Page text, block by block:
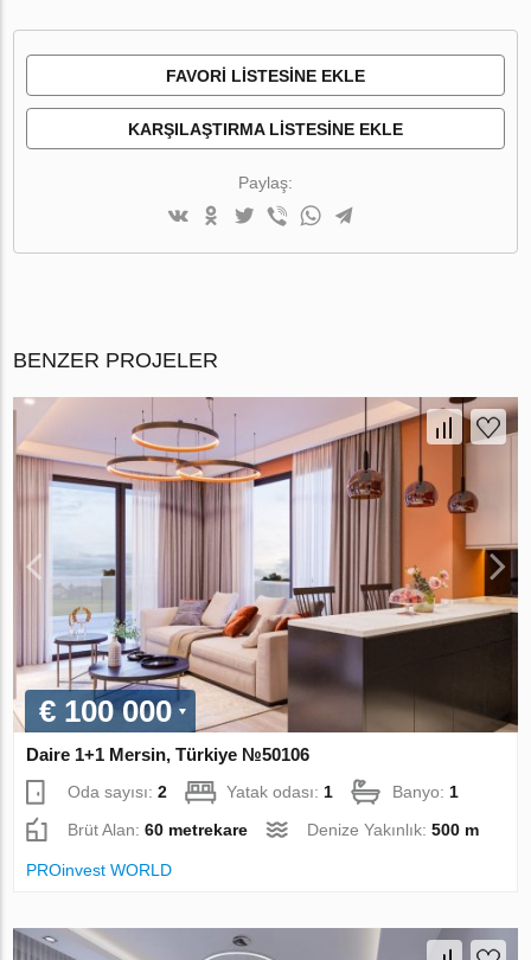
FAVORI LISTESINE EKLE
KARŞILAŞTIRMA LISTESINE EKLE
Paylaş:
BENZER PROJELER
€ 100 000
Daire 1+1 Mersin, Türkiye №50106
Oda sayısı:2 Yatak odası:1 Banyo:1
Brüt Alan:60 metrekare Denize Yakınlık:500 m
PROinvest WORLD